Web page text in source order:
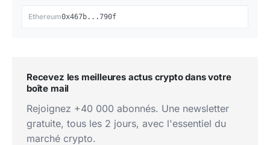
Ethereum0x467b...790f
Recevez les meilleures actus crypto dans votre
boîte mail
Rejoignez +40 000 abonnés. Une newsletter
gratuite, tous les 2 jours, avec l'essentiel du
marché crypto.